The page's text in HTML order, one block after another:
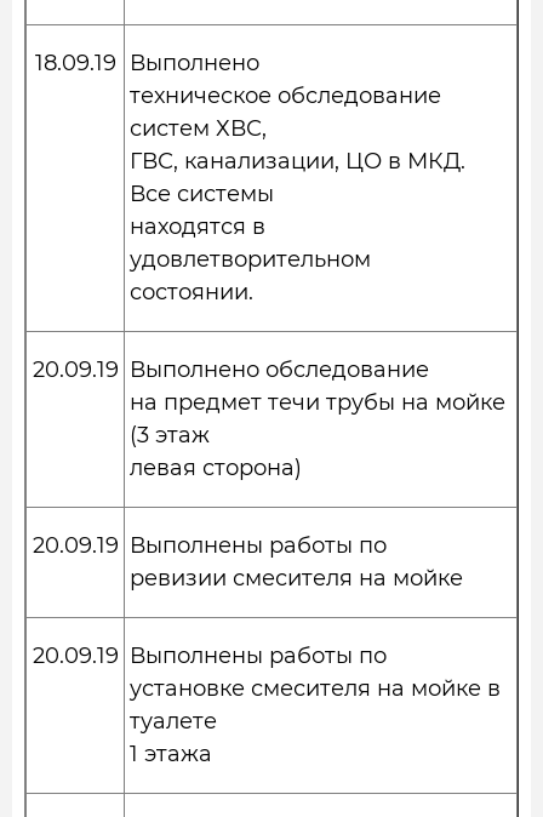
18.09.19
Выполнено
техническое обследование
систем ХВС,
ГВС, канализации, ЦО в МКД.
Все системы
находятся в
удовлетворительном
состоянии.
20.09.19 Выполнено обследование
на предмет течи трубы на мойке
(3 этаж
левая сторона)
20.09.19 Выполнены работы по
ревизии смесителя на мойке
20.09.19 Выполнены работы по
установке смесителя на мойке в
туалете
1 этажа